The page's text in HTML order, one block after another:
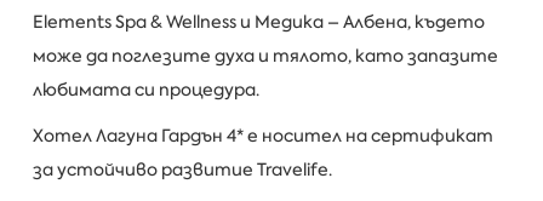
Elements Spa & Wellness и Медика – Албена, където
може да поглезите духа и тялото, като запазите
любимата си процедура.
Хотел Лагуна Гардън 4* е носител на сертификат
за устойчиво развитие Travelife.